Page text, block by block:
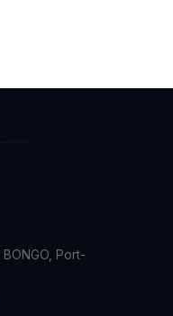
Port-